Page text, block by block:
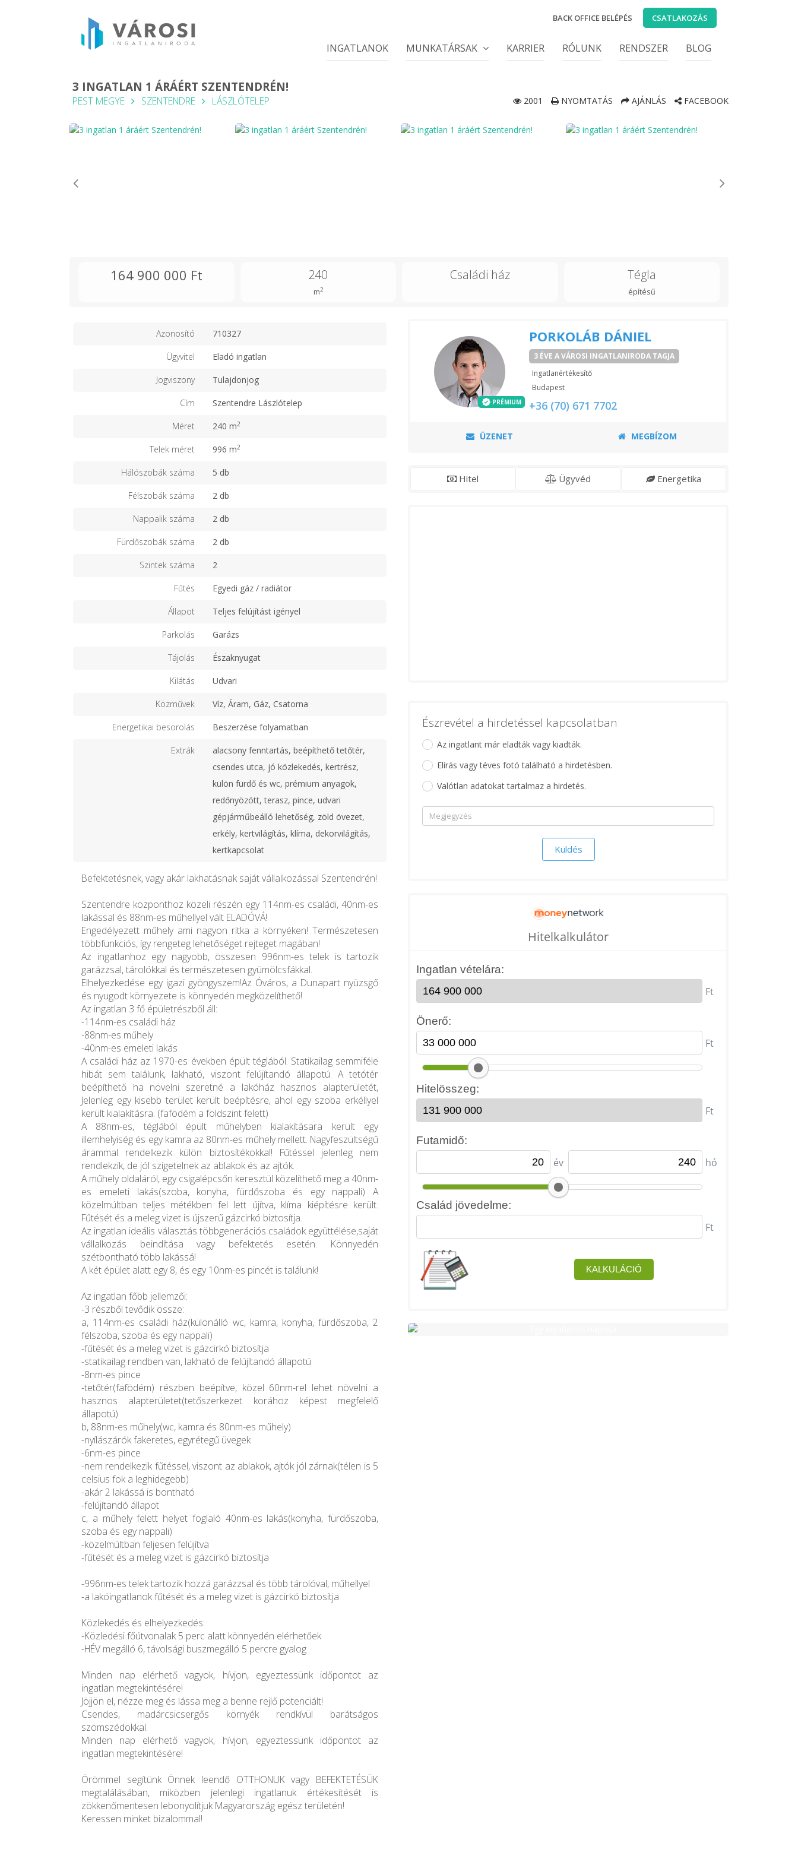
BACK OFFICE BELÉPÉS CSATLAKOZÁS
INGATLANOK MUNKATÁRSAK KARRIER RÓLUNK RENDSZER BLOG
3 INGATLAN 1 ÁRÁÉRT SZENTENDRÉN!
PEST MEGYE SZENTENDRE LÁSZLÓTELEP 2001 NYOMTATÁS AJÁNLÁS FACEBOOK
164 900 000 Ft 240
m2
Családi ház Tégla
építésű
Azonosító 710327
Ügyvitel Eladó ingatlan
Jogviszony Tulajdonjog
Cím Szentendre Lászlótelep
Méret 240 m2
Telek méret 996 m2
Hálószobák száma 5 db
Félszobák száma 2 db
Nappalik száma 2 db
Fürdőszobák száma 2 db
Szintek száma 2
Fűtés Egyedi gáz / radiátor
Állapot Teljes felújítást igényel
Parkolás Garázs
Tájolás Északnyugat
Kilátás Udvari
Közművek Víz, Áram, Gáz, Csatorna
Energetikai besorolás Beszerzése folyamatban
Extrák
alacsony fenntartás, beépíthető tetőtér,
csendes utca, jó közlekedés, kertrész,
külön fürdő és wc, prémium anyagok,
redőnyözött, terasz, pince, udvari
gépjárműbeálló lehetőség, zöld övezet,
erkély, kertvilágítás, klíma, dekorvilágítás,
kertkapcsolat
Befektetésnek, vagy akár lakhatásnak saját vállalkozással Szentendrén!
Szentendre központhoz közeli részén egy 114nm-es családi, 40nm-es
lakással és 88nm-es műhellyel vált ELADÓVÁ!
Engedélyezett műhely ami nagyon ritka a környéken! Természetesen
többfunkciós, így rengeteg lehetőséget rejteget magában!
Az ingatlanhoz egy nagyobb, összesen 996nm-es telek is tartozik
garázzsal, tárolókkal és természetesen gyümölcsfákkal.
Elhelyezkedése egy igazi gyöngyszem!Az Óváros, a Dunapart nyüzsgő
és nyugodt környezete is könnyedén megközelíthető!
Az ingatlan 3 fő épületrészből áll:
-114nm-es családi ház
-88nm-es műhely
-40nm-es emeleti lakás
A családi ház az 1970-es években épült téglából. Statikailag semmiféle
hibát sem találunk, lakható, viszont felújítandó állapotú. A tetótér
beépíthető ha növelni szeretné a lakóház hasznos alapterületét,
Jelenleg egy kisebb terület került beépítésre, ahol egy szoba erkéllyel
került kialakításra. (fafödém a földszint felett)
A 88nm-es, téglából épült műhelyben kialakításara került egy
illemhelyiség és egy kamra az 80nm-es műhely mellett. Nagyfeszültségű
árammal rendelkezik külön biztosítékokkal! Fűtéssel jelenleg nem
rendlekzik, de jól szigetelnek az ablakok és az ajtók.
A műhely oldaláról, egy csigalépcsőn keresztül közelíthető meg a 40nm-
es emeleti lakás(szoba, konyha, fürdőszoba és egy nappali) A
közelmúltban teljes métékben fel lett újítva, klíma kiépítésre került.
Fűtését és a meleg vizet is újszerű gázcirkó biztosítja.
Az ingatlan ideális választás többgenerációs családok együttélése,saját
vállalkozás beindítása vagy befektetés esetén. Könnyedén
szétbontható több lakássá!
A két épület alatt egy 8, és egy 10nm-es pincét is találunk!
Az ingatlan főbb jellemzői:
-3 részből tevődik össze:
a, 114nm-es családi ház(különálló wc, kamra, konyha, fürdőszoba, 2
félszoba, szoba és egy nappali)
-fűtését és a meleg vizet is gázcirkó biztosítja
-statikailag rendben van, lakható de felújítandó állapotú
-8nm-es pince
-tetőtér(fafödém) részben beépítve, közel 60nm-rel lehet növelni a
hasznos alapterületet(tetőszerkezet korához képest megfelelő
állapotú)
b, 88nm-es műhely(wc, kamra és 80nm-es műhely)
-nyílászárók fakeretes, egyrétegű üvegek
-6nm-es pince
-nem rendelkezik fűtéssel, viszont az ablakok, ajtók jól zárnak(télen is 5
celsius fok a leghidegebb)
-akár 2 lakássá is bontható
-felújítandó állapot
c, a műhely felett helyet foglaló 40nm-es lakás(konyha, fürdőszoba,
szoba és egy nappali)
-közelmúltban feljesen felújítva
-fűtését és a meleg vizet is gázcirkó biztosítja
-996nm-es telek tartozik hozzá garázzsal és több tárolóval, műhellyel
-a lakóingatlanok fűtését és a meleg vizet is gázcirkó biztosítja
Közlekedés és elhelyezkedés:
-Közledési főútvonalak 5 perc alatt könnyedén elérhetőek
-HÉV megálló 6, távolsági buszmegálló 5 percre gyalog
Minden nap elérhető vagyok, hívjon, egyeztessünk időpontot az
ingatlan megtekintésére!
Jöjjön el, nézze meg és lássa meg a benne rejlő potenciált!
Csendes, madárcsicsergős környék rendkívül barátságos
szomszédokkal.
Minden nap elérhető vagyok, hívjon, egyeztessünk időpontot az
ingatlan megtekintésére!
Örömmel segítünk Önnek leendő OTTHONUK vagy BEFEKTETÉSÜK
megtalálásában, miközben jelenlegi ingatlanuk értékesítését is
zökkenőmentesen lebonyolítjuk Magyarország egész területén!
Keressen minket bizalommal!
PRÉMIUM
PORKOLÁB DÁNIEL
3 ÉVE A VÁROSI INGATLANIRODA TAGJA
Ingatlanértékesítő
Budapest
+36 (70) 671 7702
ÜZENET MEGBÍZOM
Hitel Ügyvéd Energetika
Észrevétel a hirdetéssel kapcsolatban
Az ingatlant már eladták vagy kiadták.
Elírás vagy téves fotó található a hirdetésben.
Valótlan adatokat tartalmaz a hirdetés.